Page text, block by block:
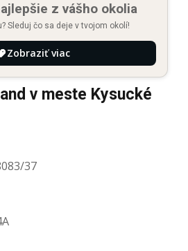
z vášho okolia
Sleduj čo sa deje v tvojom okolí!
Zobraziť viac
v meste Kysucké
37